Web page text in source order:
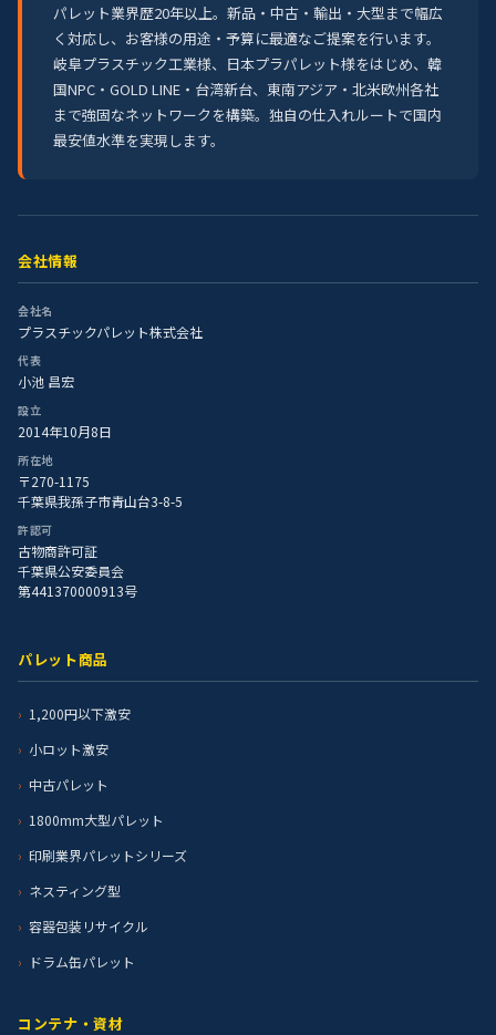
パレット業界歴20年以上。新品・中古・輸出・大型まで幅広
く対応し、お客様の用途・予算に最適なご提案を行います。
岐阜プラスチック工業様、日本プラパレット様をはじめ、韓
国NPC・GOLD LINE・台湾新台、東南アジア・北米欧州各社
まで強固なネットワークを構築。独自の仕入れルートで国内
最安値水準を実現します。
会社情報
会社名
プラスチックパレット株式会社
代表
小池 昌宏
設立
2014年10月8日
所在地
〒270-1175
千葉県我孫子市青山台3-8-5
許認可
古物商許可証
千葉県公安委員会
第441370000913号
パレット商品
1,200円以下激安
小ロット激安
中古パレット
1800mm大型パレット
印刷業界パレットシリーズ
ネスティング型
容器包装リサイクル
ドラム缶パレット
コンテナ・資材